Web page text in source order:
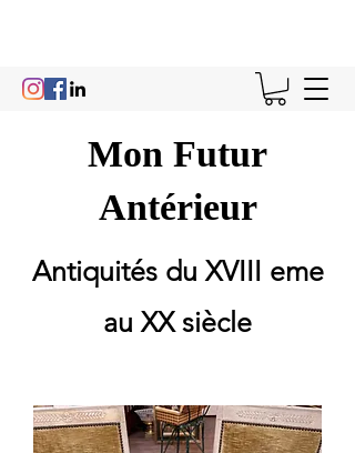
Mon Futur
Antérieur
Antiquités du XVIII eme
au XX siècle